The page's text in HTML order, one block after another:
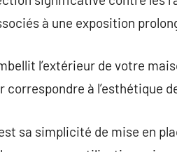
à une exposition
l’extérieur de votre
à l’esthétique
sa simplicité de mise en